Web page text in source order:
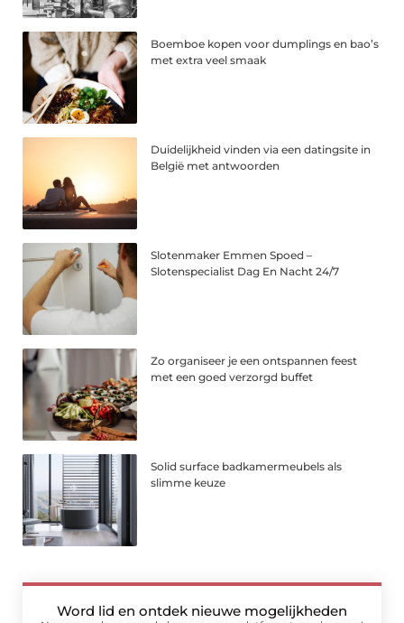
Boemboe kopen voor dumplings en bao’s
met extra veel smaak
Duidelijkheid vinden via een datingsite in
België met antwoorden
Slotenmaker Emmen Spoed –
Slotenspecialist Dag En Nacht 24/7
Zo organiseer je een ontspannen feest
met een goed verzorgd buffet
Solid surface badkamermeubels als
slimme keuze
Word lid en ontdek nieuwe mogelijkheden